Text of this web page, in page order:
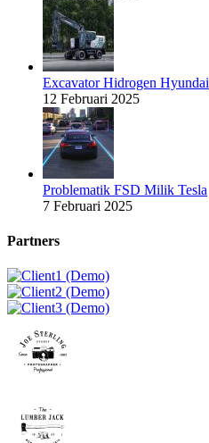
Excavator Hidrogen Hyundai
12 Februari 2025
Problematik FSD Milik Tesla
7 Februari 2025
Partners